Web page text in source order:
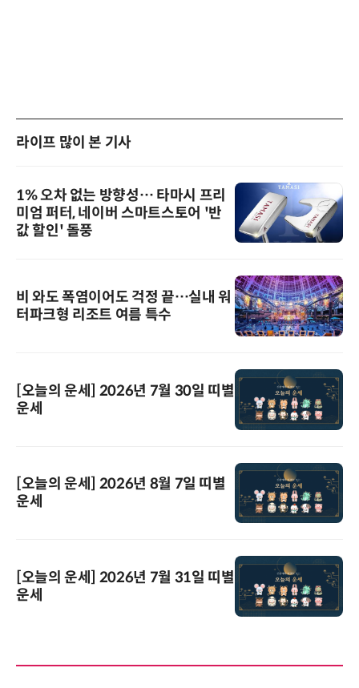
라이프 많이 본 기사
1% 오차 없는 방향성… 타마시 프리
미엄 퍼터, 네이버 스마트스토어 '반
값 할인' 돌풍
비 와도 폭염이어도 걱정 끝…실내 워
터파크형 리조트 여름 특수
[오늘의 운세] 2026년 7월 30일 띠별
운세
[오늘의 운세] 2026년 8월 7일 띠별
운세
[오늘의 운세] 2026년 7월 31일 띠별
운세